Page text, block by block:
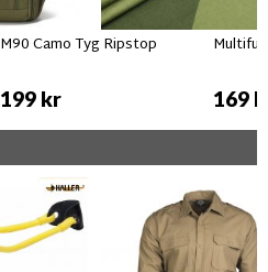
M90 Camo Tyg Ripstop
199 kr 169